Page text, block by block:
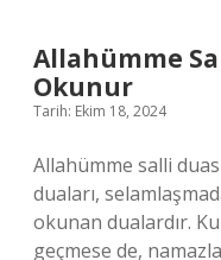
Allahümme
Okunur
Tarih: Ekim 18, 2024
Allahümme salli
duaları,
okunan dualardır.
geçmese de,